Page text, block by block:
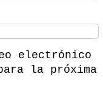
electrónico
la próxima